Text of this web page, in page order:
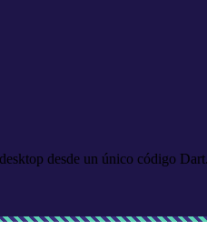
desde un único código